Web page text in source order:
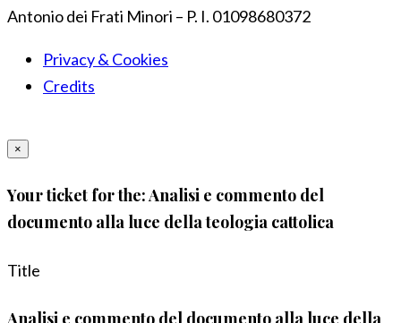
Antonio dei Frati Minori – P. I. 01098680372
Privacy & Cookies
Credits
×
Your ticket for the: Analisi e commento del
documento alla luce della teologia cattolica
Title
Analisi e commento del documento alla luce della